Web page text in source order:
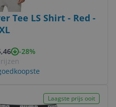
Tee LS Shirt - Red -
-28%
Laagste prijs ooit